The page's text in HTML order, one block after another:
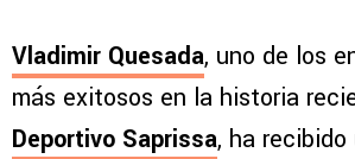
Vladimir Quesada, uno de los
más exitosos en la historia
Deportivo Saprissa, ha recibido